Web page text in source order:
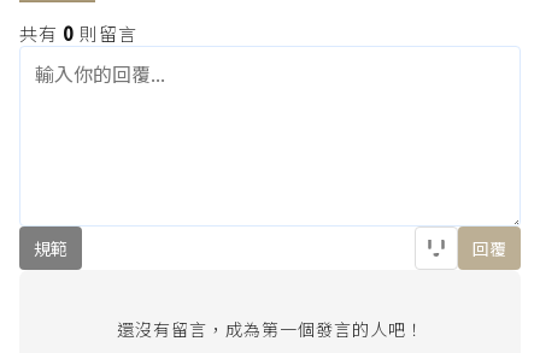
共有 0 則留言
規範 回覆
還沒有留言，成為第一個發言的人吧！